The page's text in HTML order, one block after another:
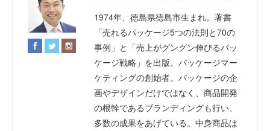
1974年、徳島県徳島市生まれ。著書
「売れるパッケージ5つの法則と70の
事例」と「売上がグングン伸びるパッ
ケージ戦略」を出版。パッケージマー
ケティングの創始者。パッケージの企
画やデザインだけではなく、商品開発
の根幹であるブランディングも行い、
多数の成果をあげている。中身商品は